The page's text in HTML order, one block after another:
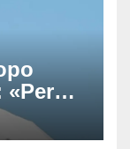
«Per
il